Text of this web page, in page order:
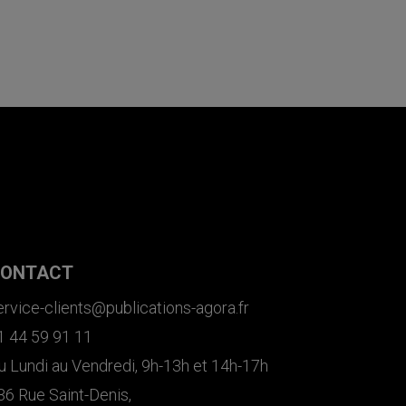
clients@publications-agora.fr
44 59 91 11
Lundi au Vendredi, 9h-13h et 14h-17h
Rue Saint-Denis,